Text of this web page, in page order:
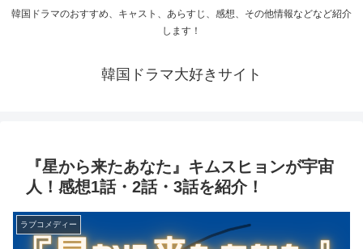
韓国ドラマのおすすめ、キャスト、あらすじ、感想、その他情報などなど紹介
します！
韓国ドラマ大好きサイト
『星から来たあなた』キムスヒョンが宇宙
人！感想1話・2話・3話を紹介！
ラブコメディー